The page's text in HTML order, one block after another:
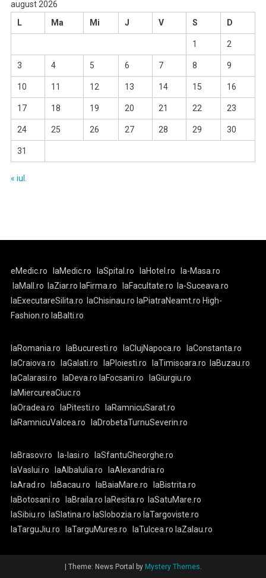
august 2026
L
Ma Mi J V S D
1 2
3 4 5 6 7 8 9
10 11 12 13 14 15 16
17 18 19 20 21 22 23
24 25 26 27 28 29 30
31
« iul.
eMedic.ro laMedic.ro laSpital.ro laHotel.ro
la-Masa.ro
laMall.ro
laZiar.ro laFirma.ro laFacultate.ro
la-Suceava.ro
laExecutareSilita.ro
laChisinau.ro laPiatraNeamt.ro High-
Fashion.ro laBalti.ro
laRomania.ro laBucuresti.ro laClujNapoca.ro
laConstanta.ro
laCraiova.ro
laGalati.ro laPloiesti.ro laTimisoara.ro
laBuzau.ro
laCalarasi.ro
laDeva.ro laFocsani.ro
laGiurgiu.ro
laMiercureaCiuc.ro
laOradea.ro
laPitesti.ro
laRamnicuSarat.ro
laRamnicuValcea.ro
laDrobetaTurnuSeverin.ro
laBrasov.ro la-Iasi.ro
laSfantuGheorghe.ro
laVaslui.ro
laAlbaIulia.ro
laAlexandria.ro
laArad.ro
laBacau.ro laBaiaMare.ro
laBistrita.ro
laBotosani.ro
laBraila.ro laResita.ro
laSatuMare.ro
laSibiu.ro
laSlatina.ro laSlobozia.ro laTargoviste.ro
laTarguJiu.ro
laTarguMures.ro laTulcea.ro laZalau.ro
| Theme: News Portal by Mystery Themes.